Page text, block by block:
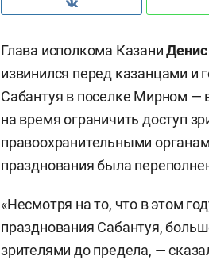
Глава исполкома Казани
извинился перед казанцами и
Сабантуя в поселке Мирном —
на время ограничить доступ
правоохранительными
празднования была
«Несмотря на то, что в этом
празднования Сабантуя,
зрителями до предела, —